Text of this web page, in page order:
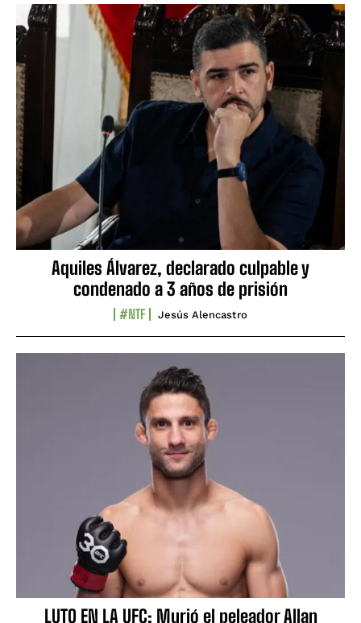
Aquiles Álvarez, declarado culpable y
condenado a 3 años de prisión
#NTF Jesús Alencastro
LUTO EN LA UFC: Murió el peleador Allan